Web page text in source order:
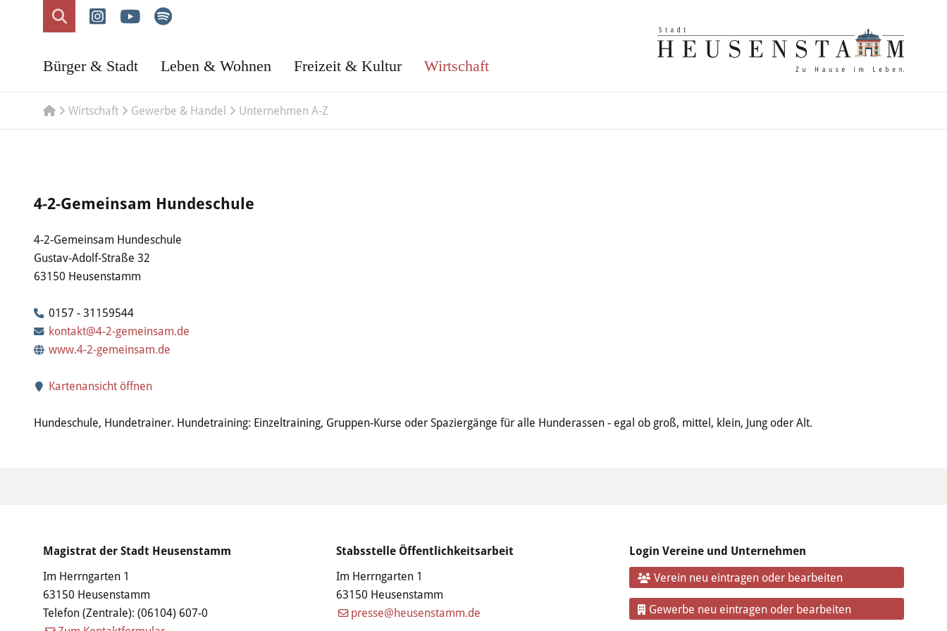
Bürger & Stadt Leben & Wohnen Freizeit & Kultur Wirtschaft
Wirtschaft Gewerbe & Handel Unternehmen A-Z
4-2-Gemeinsam Hundeschule
4-2-Gemeinsam Hundeschule
Gustav-Adolf-Straße 32
63150 Heusenstamm
0157 - 31159544
kontakt@4-2-gemeinsam.de
www.4-2-gemeinsam.de
Kartenansicht öffnen
Hundeschule, Hundetrainer. Hundetraining: Einzeltraining, Gruppen-Kurse oder Spaziergänge für alle Hunderassen - egal ob groß, mittel, klein, Jung oder Alt.
Magistrat der Stadt Heusenstamm
Im Herrngarten 1
63150 Heusenstamm
Telefon (Zentrale): (06104) 607-0
Stabsstelle Öffentlichkeitsarbeit
Im Herrngarten 1
63150 Heusenstamm
presse@heusenstamm.de
Login Vereine und Unternehmen
Verein neu eintragen oder bearbeiten
Gewerbe neu eintragen oder bearbeiten